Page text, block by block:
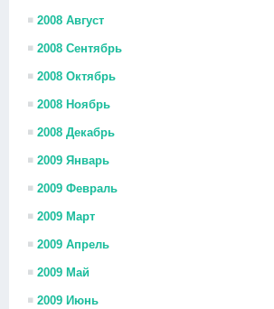
2008 Август
2008 Сентябрь
2008 Октябрь
2008 Ноябрь
2008 Декабрь
2009 Январь
2009 Февраль
2009 Март
2009 Апрель
2009 Май
2009 Июнь